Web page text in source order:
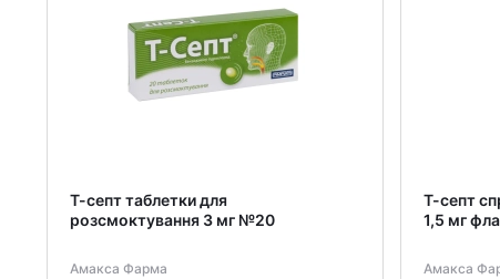
Т-септ таблетки для
розсмоктування 3 мг №20
Амакса Фарма
Т-септ
1,5 мг
Амакса